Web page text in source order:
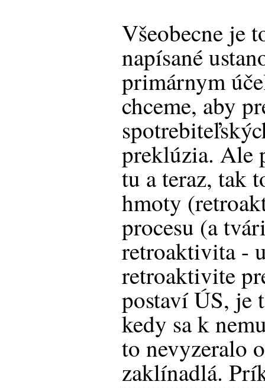
Všeobecne je
napísané
primárnym
chceme, aby
preklúzia. Ale
tu a teraz, tak
hmoty
procesu (a
retroaktivita -
retroaktivite
postaví ÚS, je
kedy sa k
to nevyzeralo
zaklínadlá.